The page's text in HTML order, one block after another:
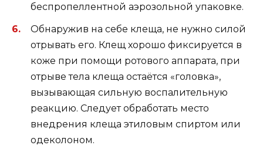
беспропеллентной аэрозольной упаковке.
Обнаружив на себе клеща, не нужно силой
отрывать его. Клещ хорошо фиксируется в
коже при помощи ротового аппарата, при
отрыве тела клеща остаётся «головка»,
вызывающая сильную воспалительную
реакцию. Следует обработать место
внедрения клеща этиловым спиртом или
одеколоном.